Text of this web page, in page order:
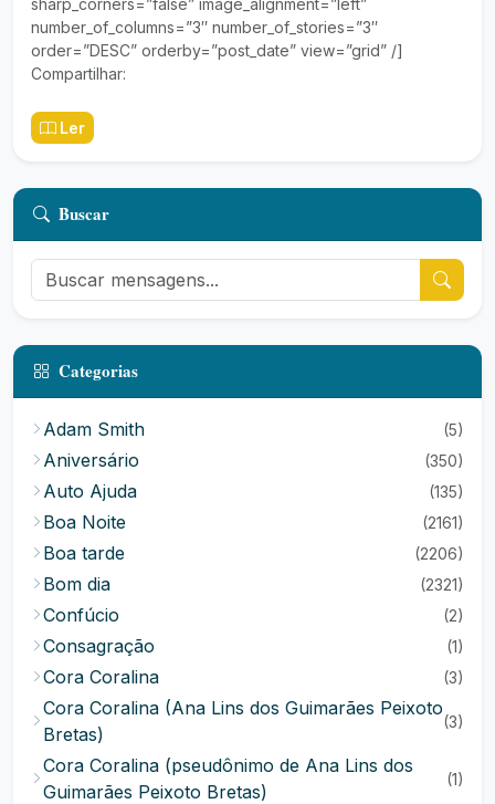
sharp_corners=”false” image_alignment=”left”
number_of_columns=”3″ number_of_stories=”3″
order=”DESC” orderby=”post_date” view=”grid” /]
Compartilhar:
Ler
Buscar
Categorias
Adam Smith (5)
Aniversário (350)
Auto Ajuda (135)
Boa Noite (2161)
Boa tarde (2206)
Bom dia (2321)
Confúcio (2)
Consagração (1)
Cora Coralina (3)
Cora Coralina (Ana Lins dos Guimarães Peixoto
Bretas)
(3)
Cora Coralina (pseudônimo de Ana Lins dos
Guimarães Peixoto Bretas)
(1)